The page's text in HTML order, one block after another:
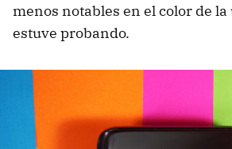
menos notables en el color de
estuve probando.